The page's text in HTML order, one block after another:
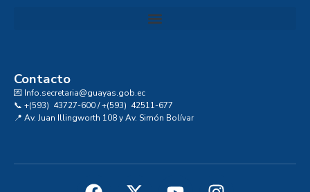
Contacto
💌 Info.secretaria@guayas.gob.ec
📞 +(593) 43727-600 / +(593) 42511-677
📍 Av. Juan Illingworth 108 y Av. Simón Bolívar